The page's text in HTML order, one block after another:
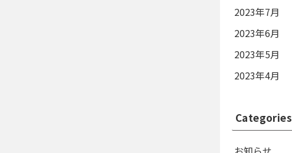
2023年7月
2023年6月
2023年5月
2023年4月
Categories